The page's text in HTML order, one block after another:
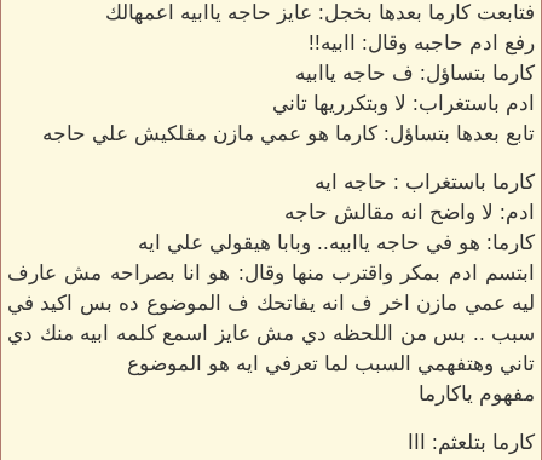
فتابعت كارما بعدها بخجل: عايز حاجه ياابيه اعمهالك
رفع ادم حاجبه وقال: اابيه!!
كارما بتساؤل: ف حاجه ياابيه
ادم باستغراب: لا وبتكرريها تاني
تابع بعدها بتساؤل: كارما هو عمي مازن مقلكيش علي حاجه
كارما باستغراب : حاجه ايه
ادم: لا واضح انه مقالش حاجه
كارما: هو في حاجه ياابيه.. وبابا هيقولي علي ايه
ابتسم ادم بمكر واقترب منها وقال: هو انا بصراحه مش عارف
ليه عمي مازن اخر ف انه يفاتحك ف الموضوع ده بس اكيد في
سبب .. بس من اللحظه دي مش عايز اسمع كلمه ابيه منك دي
تاني وهتفهمي السبب لما تعرفي ايه هو الموضوع
مفهوم ياكارما
كارما بتلعثم: ااا